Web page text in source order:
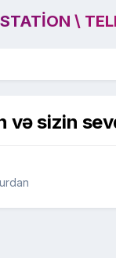
\
və sizin